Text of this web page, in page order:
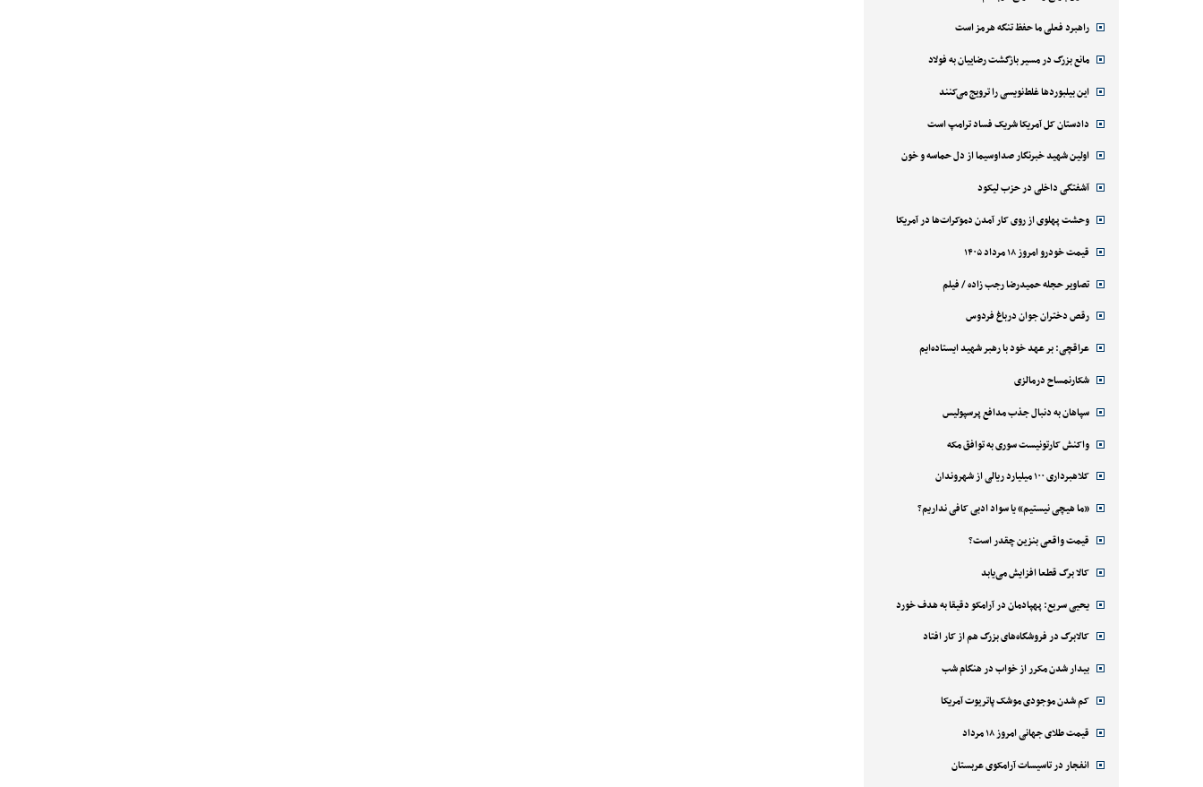
راهبرد فعلی ما حفظ تنگه هرمز است
مانع بزرگ در مسیر بازگشت رضاییان به فولاد
این بیلبوردها غلط‌نویسی را ترویج می‌کنند
دادستان کل آمریکا شریک فساد ترامپ است
اولین شهید خبرنگار صداوسیما از دل حماسه و خون
آشفتگی داخلی در حزب لیکود
وحشت پهلوی از روی کار آمدن دموکرات‌ها در آمریکا
قیمت خودرو امروز ۱۸ مرداد ۱۴۰۵
تصاویر حجله حمیدرضا رجب زاده / فیلم
رقص دختران جوان درباغ فردوس
عراقچی: بر عهد خود با رهبر شهید ایستاده‌ایم
شکارنمساح درمالزی
سپاهان به دنبال جذب مدافع پرسپولیس
واکنش کارتونیست سوری به توافق مکه
کلاهبرداری ۱۰۰ میلیارد ریالی از شهروندان
«ما هیچی نیستیم» یا سواد ادبی کافی نداریم؟
قیمت واقعی بنزین چقدر است؟
کالا برگ قطعا افزایش می‌یابد
یحیی سریع: پهپادمان در آرامکو دقیقا به هدف خورد
کالابرگ در فروشگاه‌های بزرگ هم از کار افتاد
بیدار شدن مکرر از خواب در هنگام شب
کم شدن موجودی موشک پاتریوت آمریکا
قیمت طلای جهانی امروز ۱۸ مرداد
انفجار در تاسیسات آرامکوی عربستان